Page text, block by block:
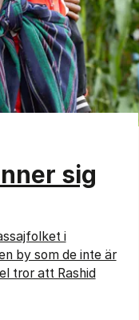
sig
i
by som de inte är
tror att Rashid